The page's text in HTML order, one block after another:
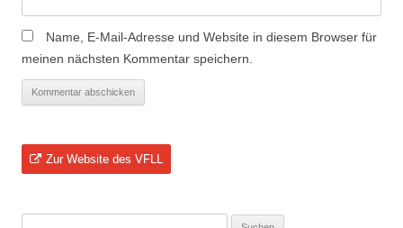
Name, E-Mail-Adresse und Website in diesem Browser für
meinen nächsten Kommentar speichern.
Zur Website des VFLL